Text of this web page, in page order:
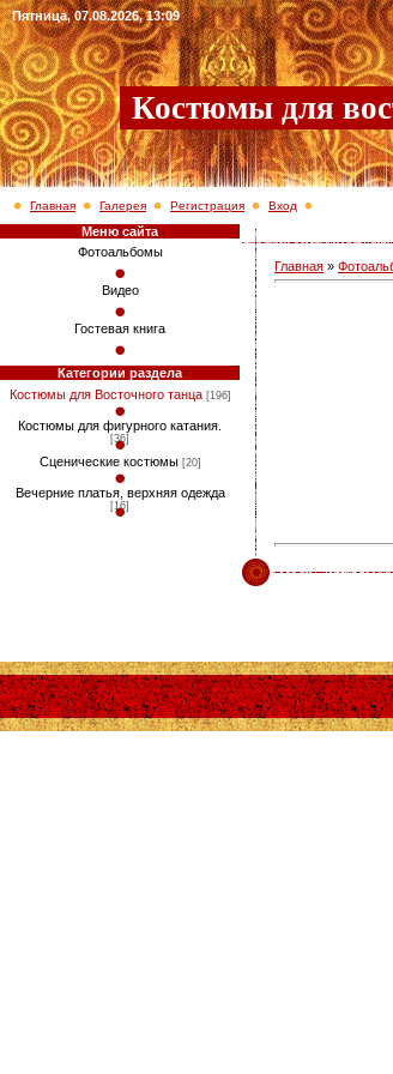
Пятница, 07.08.2026, 13:09
Костюмы для
Главная Галерея Регистрация Вход
Меню сайта
Фотоальбомы
Видео
Гостевая книга
Категории раздела
Костюмы для Восточного танца [196]
Костюмы для фигурного катания.
[36]
Сценические костюмы [20]
Вечерние платья, верхняя одежда
[16]
Главная »